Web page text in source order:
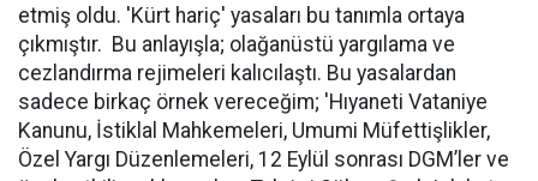
etmiş oldu. 'Kürt hariç' yasaları bu tanımla ortaya
çıkmıştır. Bu anlayışla; olağanüstü yargılama ve
cezlandırma rejimeleri kalıcılaştı. Bu yasalardan
sadece birkaç örnek vereceğim; 'Hıyaneti Vataniye
Kanunu, İstiklal Mahkemeleri, Umumi Müfettişlikler,
Özel Yargı Düzenlemeleri, 12 Eylül sonrası DGM’ler ve